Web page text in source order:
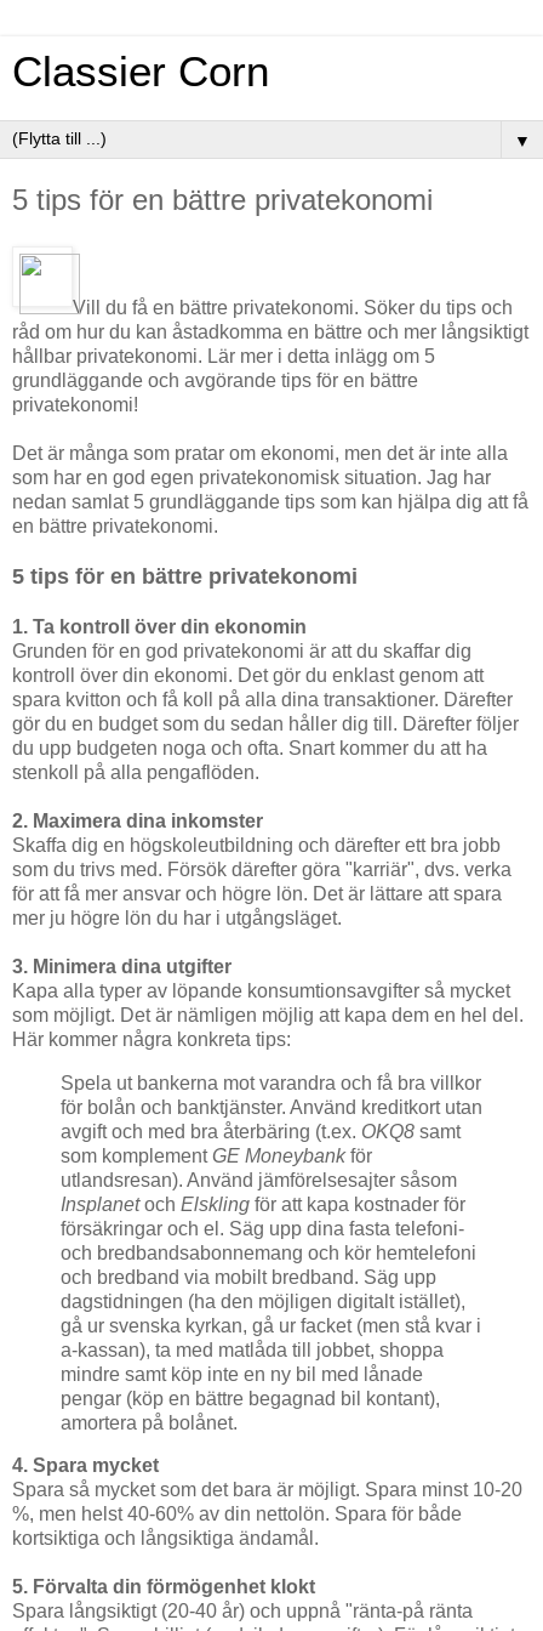
Classier Corn
▼
5 tips för en bättre privatekonomi
Vill du få en bättre privatekonomi. Söker du tips och
råd om hur du kan åstadkomma en bättre och mer långsiktigt
hållbar privatekonomi. Lär mer i detta inlägg om 5
grundläggande och avgörande tips för en bättre
privatekonomi!
Det är många som pratar om ekonomi, men det är inte alla
som har en god egen privatekonomisk situation. Jag har
nedan samlat 5 grundläggande tips som kan hjälpa dig att få
en bättre privatekonomi.
5 tips för en bättre privatekonomi
1. Ta kontroll över din ekonomin
Grunden för en god privatekonomi är att du skaffar dig
kontroll över din ekonomi. Det gör du enklast genom att
spara kvitton och få koll på alla dina transaktioner. Därefter
gör du en budget som du sedan håller dig till. Därefter följer
du upp budgeten noga och ofta. Snart kommer du att ha
stenkoll på alla pengaflöden.
2. Maximera dina inkomster
Skaffa dig en högskoleutbildning och därefter ett bra jobb
som du trivs med. Försök därefter göra "karriär", dvs. verka
för att få mer ansvar och högre lön. Det är lättare att spara
mer ju högre lön du har i utgångsläget.
3. Minimera dina utgifter
Kapa alla typer av löpande konsumtionsavgifter så mycket
som möjligt. Det är nämligen möjlig att kapa dem en hel del.
Här kommer några konkreta tips:
Spela ut bankerna mot varandra och få bra villkor
för bolån och banktjänster. Använd kreditkort utan
avgift och med bra återbäring (t.ex. OKQ8 samt
som komplementGE Moneybankför
utlandsresan). Använd jämförelsesajter såsom
Insplanetoch Elskling för att kapa kostnader för
försäkringar och el. Säg upp dina fasta telefoni-
och bredbandsabonnemang och kör hemtelefoni
och bredband via mobilt bredband. Säg upp
dagstidningen (ha den möjligen digitalt istället),
gå ur svenska kyrkan, gå ur facket (men stå kvar i
a-kassan), ta med matlåda till jobbet, shoppa
mindre samt köp inte en ny bil med lånade
pengar (köp en bättre begagnad bil kontant),
amortera på bolånet.
4. Spara mycket
Spara så mycket som det bara är möjligt. Spara minst 10-20
%, men helst 40-60% av din nettolön. Spara för både
kortsiktiga och långsiktiga ändamål.
5. Förvalta din förmögenhet klokt
Spara långsiktigt (20-40 år) och uppnå "ränta-på ränta